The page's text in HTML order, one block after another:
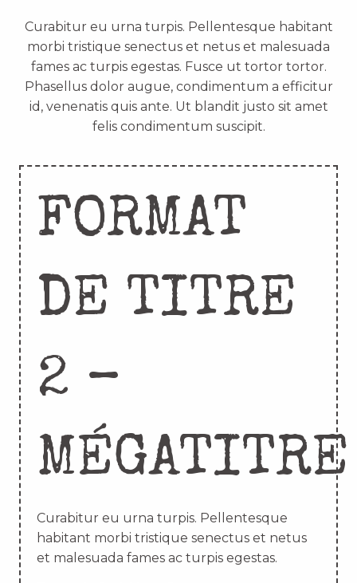
Curabitur eu urna turpis. Pellentesque habitant
morbi tristique senectus et netus et malesuada
fames ac turpis egestas. Fusce ut tortor tortor.
Phasellus dolor augue, condimentum a efficitur
id, venenatis quis ante. Ut blandit justo sit amet
felis condimentum suscipit.
FORMAT
DE TITRE
2 –
MÉGATITRE
Curabitur eu urna turpis. Pellentesque
habitant morbi tristique senectus et netus
et malesuada fames ac turpis egestas.